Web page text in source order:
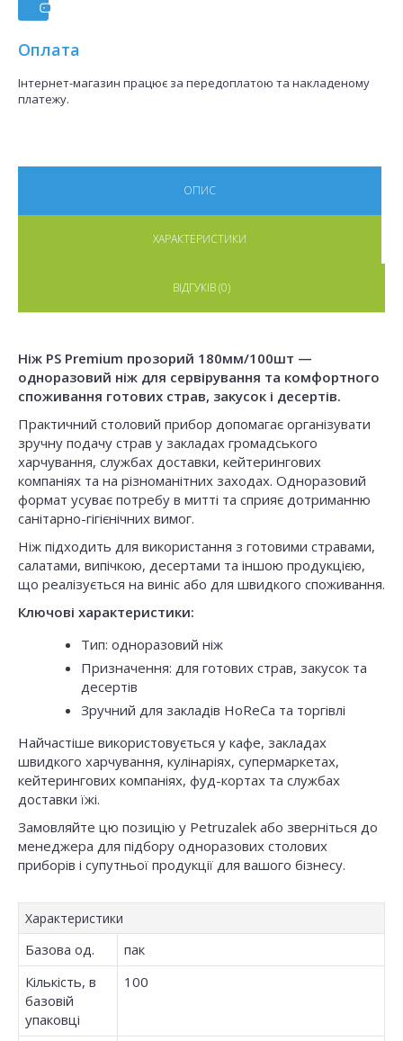
Оплата
Інтернет-магазин працює за передоплатою та накладеному
платежу.
ОПИС
ХАРАКТЕРИСТИКИ
ВІДГУКІВ (0)
Ніж PS Premium прозорий 180мм/100шт —
одноразовий ніж для сервірування та комфортного
споживання готових страв, закусок і десертів.
Практичний столовий прибор допомагає організувати
зручну подачу страв у закладах громадського
харчування, службах доставки, кейтерингових
компаніях та на різноманітних заходах. Одноразовий
формат усуває потребу в митті та сприяє дотриманню
санітарно-гігієнічних вимог.
Ніж підходить для використання з готовими стравами,
салатами, випічкою, десертами та іншою продукцією,
що реалізується на виніс або для швидкого споживання.
Ключові характеристики:
Тип: одноразовий ніж
Призначення: для готових страв, закусок та
десертів
Зручний для закладів HoReCa та торгівлі
Найчастіше використовується у кафе, закладах
швидкого харчування, кулінаріях, супермаркетах,
кейтерингових компаніях, фуд-кортах та службах
доставки їжі.
Замовляйте цю позицію у Petruzalek або зверніться до
менеджера для підбору одноразових столових
приборів і супутньої продукції для вашого бізнесу.
Характеристики
Базова од.
пак
Кількість, в
базовій
упаковці
100